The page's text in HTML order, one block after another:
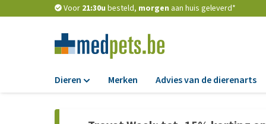
Voor 21:30u besteld, morgen aan huis geleverd*
Dieren Merken Advies van de dierenarts